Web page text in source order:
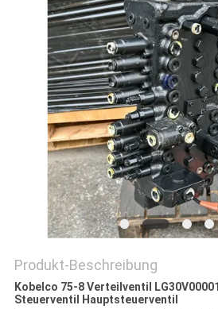
REFERENZEN
SITEMAP
DATENSCHUTZ-
BESTIMMUNGEN
Produkt-Beschreibung
Kobelco 75-8 Verteilventil
Steuerventil Hauptsteuerventil